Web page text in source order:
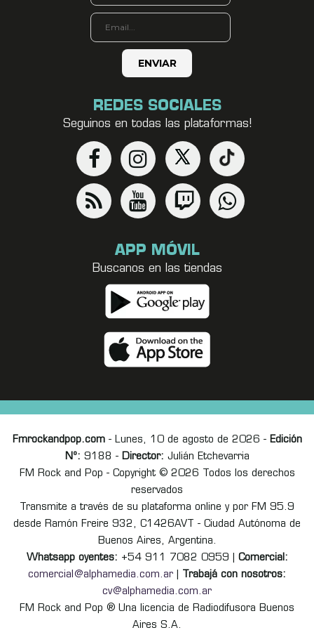
REDES SOCIALES
Seguinos en todas las plataformas!
APP MÓVIL
Buscanos en las tiendas
Fmrockandpop.com- Lunes, 10 de agosto de 2026 - Edición
Nº: 9188 - Director: Julián Etchevarria
FM Rock and Pop - Copyright © 2026 Todos los derechos
reservados
Transmite a través de su plataforma online y por FM 95.9
desde Ramón Freire 932, C1426AVT - Ciudad Autónoma de
Buenos Aires, Argentina.
Whatsapp oyentes: +54 911 7082 0959 | Comercial:
comercial@alphamedia.com.ar
Trabajá con nosotros:
cv@alphamedia.com.ar
FM Rock and Pop ® Una licencia de Radiodifusora Buenos
Aires S.A.